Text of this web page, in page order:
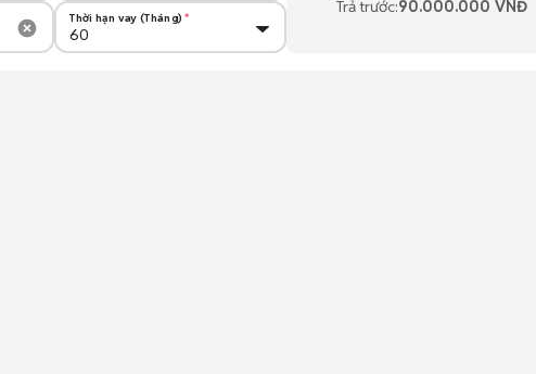
Thời hạn vay (Tháng)
Trả trước:90.000.000 VNĐ